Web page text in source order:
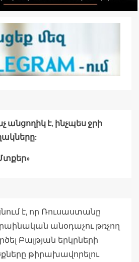
անցողիկ է, ինչպես ջրի
է, որ Ռուսաստանը
անօդաչու թռչող
Բալթյան երկրների
թիրախավորելու